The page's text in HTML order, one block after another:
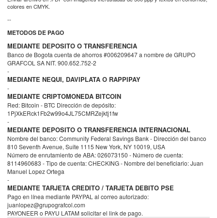
colores en CMYK.
--
METODOS DE PAGO
MEDIANTE DEPOSITO O TRANSFERENCIA
Banco de Bogota cuenta de ahorros #006209647 a nombre de GRUPO
GRAFCOL SA NIT. 900.652.752-2
-
MEDIANTE NEQUI, DAVIPLATA O RAPPIPAY
-
MEDIANTE CRIPTOMONEDA BITCOIN
Red: Bitcoin - BTC Dirección de depósito:
1PjXkERck1Fb2w99o4JL75CMRZejktj1fw
-
MEDIANTE DEPOSITO O TRANSFERENCIA INTERNACIONAL
Nombre del banco: Community Federal Savings Bank - Dirección del banco
810 Seventh Avenue, Suite 1115 New York, NY 10019, USA
Número de enrutamiento de ABA: 026073150 - Número de cuenta:
8114960683 - Tipo de cuenta: CHECKING - Nombre del beneficiario: Juan
Manuel Lopez Ortega
-
MEDIANTE TARJETA CREDITO / TARJETA DEBITO PSE
Pago en línea mediante PAYPAL al correo autorizado:
juanlopez@grupografcol.com
PAYONEER o PAYU LATAM solicitar el link de pago.